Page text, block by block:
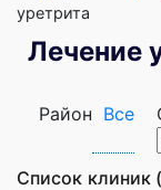
уретрита
Лечение
Район Все
Список клиник